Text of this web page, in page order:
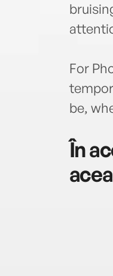
For
be,
În